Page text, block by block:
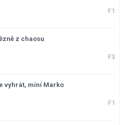
F1
z chaosu
F3
vyhrát, míní Marko
F1